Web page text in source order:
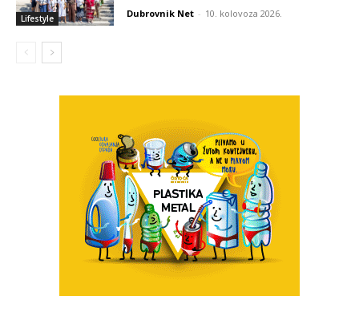
Lifestyle Dubrovnik Net - 10. kolovoza 2026.